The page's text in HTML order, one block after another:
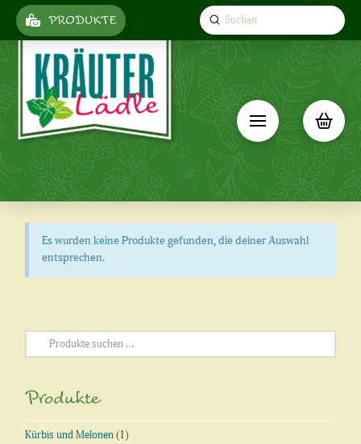
PRODUKTE Search
Submit
Es wurden keine Produkte gefunden, die deiner Auswahl
entsprechen.
Suchen
nach:
Produkte
Kürbis und Melonen (1)